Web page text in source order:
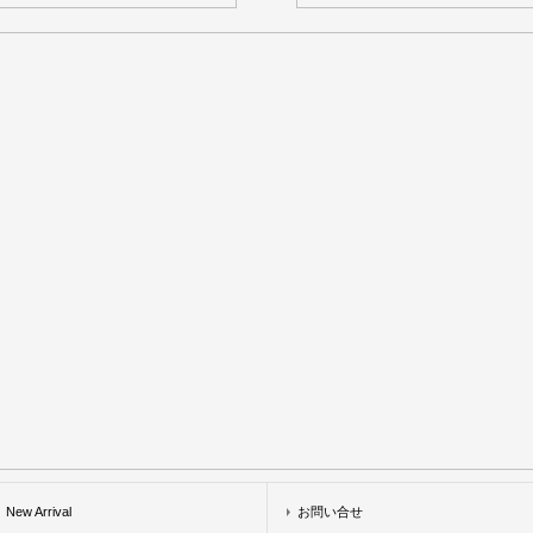
New Arrival お問い合せ